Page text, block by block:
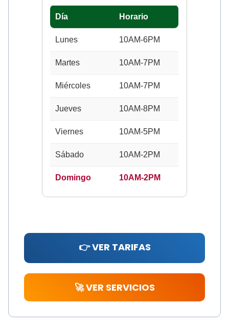
Día Horario
Lunes 10AM-6PM
Martes 10AM-7PM
Miércoles 10AM-7PM
Jueves 10AM-8PM
Viernes 10AM-5PM
Sábado 10AM-2PM
Domingo 10AM-2PM
👉 VER TARIFAS
🚀 VER SERVICIOS